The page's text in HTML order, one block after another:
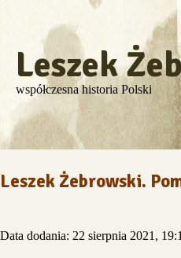
Leszek
współczesna historia Polski
Leszek Żebrowski.
Data dodania: 22 sierpnia 2021,